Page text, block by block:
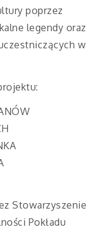
poprzez
legendy oraz
w
Stowarzyszenie
Pokładu